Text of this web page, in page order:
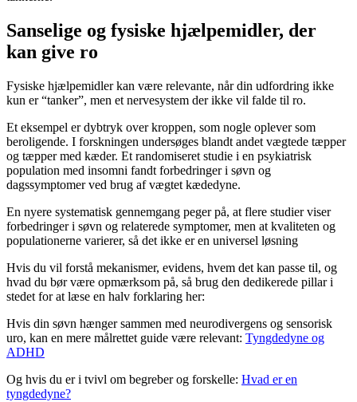
Sanselige og fysiske hjælpemidler, der
kan give ro
Fysiske hjælpemidler kan være relevante, når din udfordring ikke
kun er “tanker”, men et nervesystem der ikke vil falde til ro.
Et eksempel er dybtryk over kroppen, som nogle oplever som
beroligende. I forskningen undersøges blandt andet vægtede tæpper
og tæpper med kæder. Et randomiseret studie i en psykiatrisk
population med insomni fandt forbedringer i søvn og
dagssymptomer ved brug af vægtet kædedyne.
En nyere systematisk gennemgang peger på, at flere studier viser
forbedringer i søvn og relaterede symptomer, men at kvaliteten og
populationerne varierer, så det ikke er en universel løsning
Hvis du vil forstå mekanismer, evidens, hvem det kan passe til, og
hvad du bør være opmærksom på, så brug den dedikerede pillar i
stedet for at læse en halv forklaring her:
Hvis din søvn hænger sammen med neurodivergens og sensorisk
uro, kan en mere målrettet guide være relevant: Tyngdedyne og
ADHD
Og hvis du er i tvivl om begreber og forskelle: Hvad er en
tyngdedyne?